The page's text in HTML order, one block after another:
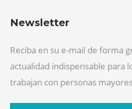
Newsletter
Reciba en su e-mail de forma
actualidad indispensable para
trabajan con personas